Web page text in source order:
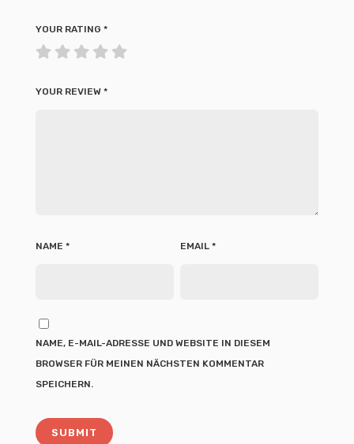
YOUR RATING *
YOUR REVIEW *
NAME * EMAIL *
NAME, E-MAIL-ADRESSE UND WEBSITE IN DIESEM
BROWSER FÜR MEINEN NÄCHSTEN KOMMENTAR
SPEICHERN.